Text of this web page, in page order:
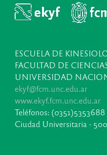
ESCUELA DE
FACULTAD DE
UNIVERSIDAD
ekyf@fcm.unc.edu.ar
www.ekyf.fcm.unc.edu.ar
Teléfonos:
Ciudad Universitaria -